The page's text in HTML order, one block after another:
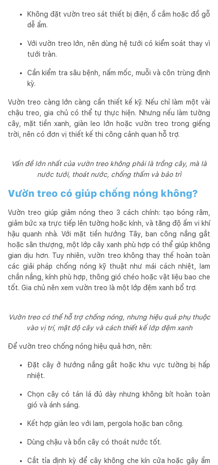
Không đặt vườn treo sát thiết bị điện, ổ cắm hoặc đồ gỗ
dễ ẩm.
Với vườn treo lớn, nên dùng hệ tưới có kiểm soát thay vì
tưới tràn.
Cần kiểm tra sâu bệnh, nấm mốc, muỗi và côn trùng định
kỳ.
Vườn treo càng lớn càng cần thiết kế kỹ. Nếu chỉ làm một vài
chậu treo, gia chủ có thể tự thực hiện. Nhưng nếu làm tường
cây, mặt tiền xanh, giàn leo lớn hoặc vườn treo trong giếng
trời, nên có đơn vị thiết kế thi công cảnh quan hỗ trợ.
Vấn đề lớn nhất của vườn treo không phải là trồng cây, mà là
nước tưới, thoát nước, chống thấm và bảo trì
Vườn treo có giúp chống nóng không?
Vườn treo giúp giảm nóng theo 3 cách chính: tạo bóng râm,
giảm bức xạ trực tiếp lên tường hoặc kính, và tăng độ ẩm vi khí
hậu quanh nhà. Với mặt tiền hướng Tây, ban công nắng gắt
hoặc sân thượng, một lớp cây xanh phù hợp có thể giúp không
gian dịu hơn. Tuy nhiên, vườn treo không thay thế hoàn toàn
các giải pháp chống nóng kỹ thuật như mái cách nhiệt, lam
chắn nắng, kính phù hợp, thông gió chéo hoặc vật liệu bao che
tốt. Gia chủ nên xem vườn treo là một lớp đệm xanh bổ trợ.
Vườn treo có thể hỗ trợ chống nóng, nhưng hiệu quả phụ thuộc
vào vị trí, mật độ cây và cách thiết kế lớp đệm xanh
Để vườn treo chống nóng hiệu quả hơn, nên:
Đặt cây ở hướng nắng gắt hoặc khu vực tường bị hấp
nhiệt.
Chọn cây có tán lá đủ dày nhưng không bít hoàn toàn
gió và ánh sáng.
Kết hợp giàn leo với lam, pergola hoặc ban công.
Dùng chậu và bồn cây có thoát nước tốt.
Cắt tỉa định kỳ để cây không che kín cửa hoặc gây ẩm